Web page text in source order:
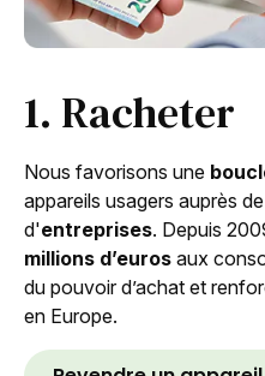
1. Racheter
Nous favorisons une
appareils usagers auprès de
d'entreprises. Depuis
millions d’euros aux
du pouvoir d’achat et
en Europe.